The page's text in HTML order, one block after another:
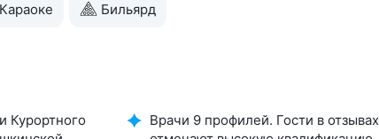
Караоке Бильярд
Курортного
Врачи 9 профилей. Гости в отзывах